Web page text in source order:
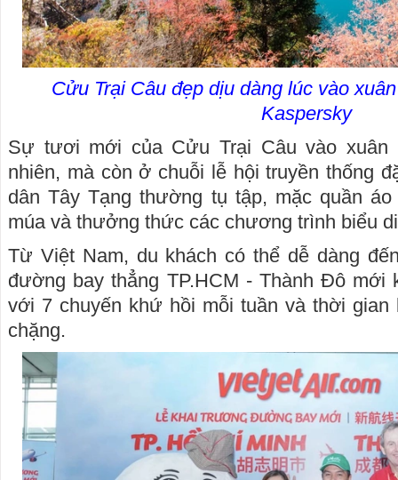
Cửu Trại Câu đẹp dịu dàng lúc vào
Kaspersky
Sự tươi mới của Cửu Trại Câu vào xuân
nhiên, mà còn ở chuỗi lễ hội truyền thống
dân Tây Tạng thường tụ tập, mặc quần
múa và thưởng thức các chương trình biểu
Từ Việt Nam, du khách có thể dễ dàng
đường bay thẳng TP.HCM - Thành Đô
với 7 chuyến khứ hồi mỗi tuần và thời gian
chặng.